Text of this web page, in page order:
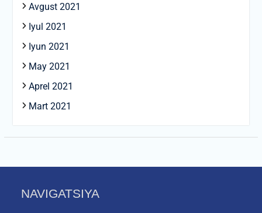
Avgust 2021
Iyul 2021
Iyun 2021
May 2021
Aprel 2021
Mart 2021
NAVIGATSIYA